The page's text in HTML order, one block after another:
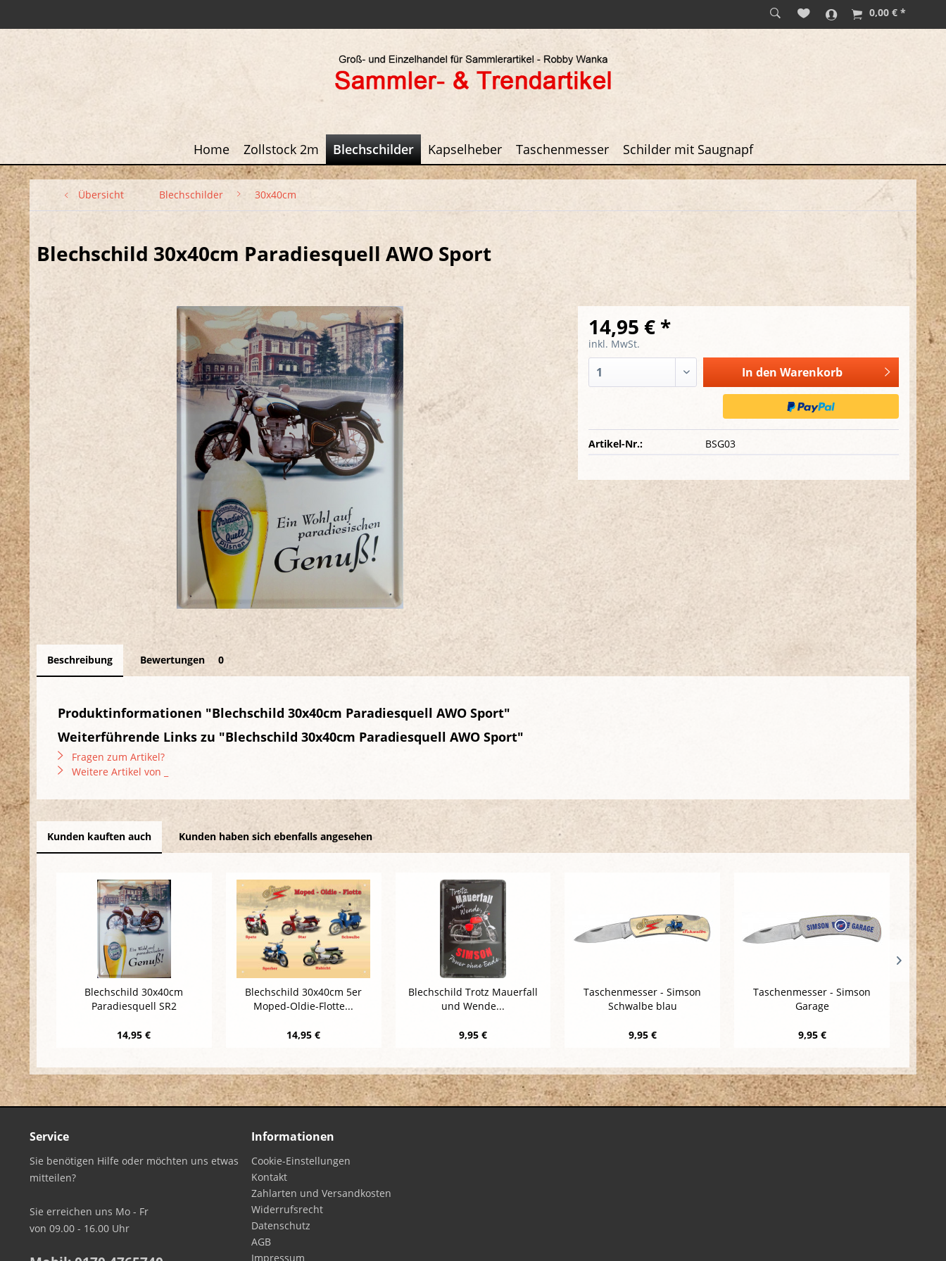
0,00 € *
Home Zollstock 2m Blechschilder Kapselheber Taschenmesser Schilder mit Saugnapf
Übersicht Blechschilder 30x40cm
Blechschild 30x40cm Paradiesquell AWO Sport
14,95 € *
inkl. MwSt.
In den Warenkorb
Artikel-Nr.: BSG03
Beschreibung Bewertungen 0
Produktinformationen "Blechschild 30x40cm Paradiesquell AWO Sport"
Weiterführende Links zu "Blechschild 30x40cm Paradiesquell AWO Sport"
Fragen zum Artikel?
Weitere Artikel von _
Kunden kauften auch Kunden haben sich ebenfalls angesehen
Blechschild 30x40cm
Paradiesquell SR2
14,95 €
Blechschild 30x40cm 5er
Moped-Oldie-Flotte...
14,95 €
Blechschild Trotz Mauerfall
und Wende...
9,95 €
Taschenmesser - Simson
Schwalbe blau
9,95 €
Taschenmesser - Simson
Garage
9,95 €
Service
Sie benötigen Hilfe oder möchten uns etwas
mitteilen?
Sie erreichen uns Mo - Fr
von 09.00 - 16.00 Uhr
Informationen
Cookie-Einstellungen
Kontakt
Zahlarten und Versandkosten
Widerrufsrecht
Datenschutz
AGB
Impressum